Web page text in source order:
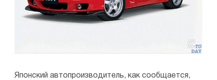
Японский автопроизводитель, как сообщается,